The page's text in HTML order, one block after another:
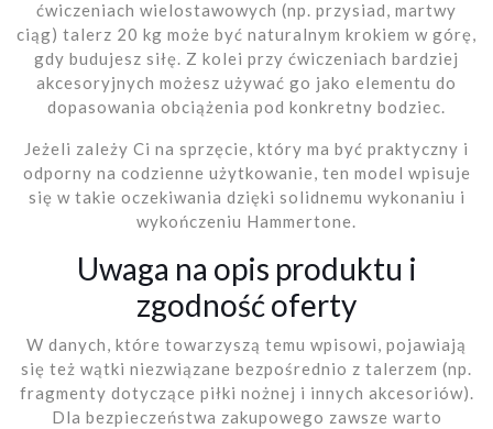
ćwiczeniach wielostawowych (np. przysiad, martwy
ciąg) talerz 20 kg może być naturalnym krokiem w górę,
gdy budujesz siłę. Z kolei przy ćwiczeniach bardziej
akcesoryjnych możesz używać go jako elementu do
dopasowania obciążenia pod konkretny bodziec.
Jeżeli zależy Ci na sprzęcie, który ma być praktyczny i
odporny na codzienne użytkowanie, ten model wpisuje
się w takie oczekiwania dzięki solidnemu wykonaniu i
wykończeniu Hammertone.
Uwaga na opis produktu i
zgodność oferty
W danych, które towarzyszą temu wpisowi, pojawiają
się też wątki niezwiązane bezpośrednio z talerzem (np.
fragmenty dotyczące piłki nożnej i innych akcesoriów).
Dla bezpieczeństwa zakupowego zawsze warto